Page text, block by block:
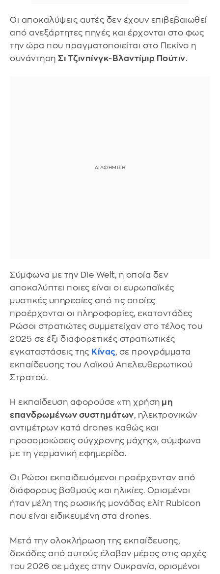
Οι αποκαλύψεις αυτές δεν έχουν επιβεβαιωθεί
από ανεξάρτητες πηγές και έρχονται στο φως
την ώρα που πραγματοποιείται στο Πεκίνο η
συνάντηση Σι Τζινπίνγκ- Βλαντίμιρ Πούτιν.
Σύμφωνα με την Die Welt, η οποία δεν
αποκαλύπτει ποιες είναι οι ευρωπαϊκές
μυστικές υπηρεσίες από τις οποίες
προέρχονται οι πληροφορίες, εκατοντάδες
Ρώσοι στρατιώτες συμμετείχαν στο τέλος του
2025 σε έξι διαφορετικές στρατιωτικές
εγκαταστάσεις της Κίνας, σε προγράμματα
εκπαίδευσης του Λαϊκού Απελευθερωτικού
Στρατού.
Η εκπαίδευση αφορούσε «τη χρήση μη
επανδρωμένων συστημάτων, ηλεκτρονικών
αντιμέτρων κατά drones καθώς και
προσομοιώσεις σύγχρονης μάχης», σύμφωνα
με τη γερμανική εφημερίδα.
Οι Ρώσοι εκπαιδευόμενοι προέρχονταν από
διάφορους βαθμούς και ηλικίες. Ορισμένοι
ήταν μέλη της ρωσικής μονάδας ελίτ Rubicon
που είναι ειδικευμένη στα drones.
Μετά την ολοκλήρωση της εκπαίδευσης,
δεκάδες από αυτούς έλαβαν μέρος στις αρχές
του 2026 σε μάχες στην Ουκρανία, ορισμένοι